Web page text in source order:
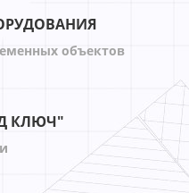
объектов
КЛЮЧ"